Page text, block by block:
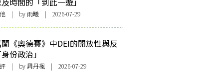
| by 雨曦 | 2026-07-29
《奧德賽》中DEI的開放性與反
身份政治」
| by 周丹楓 | 2026-07-29